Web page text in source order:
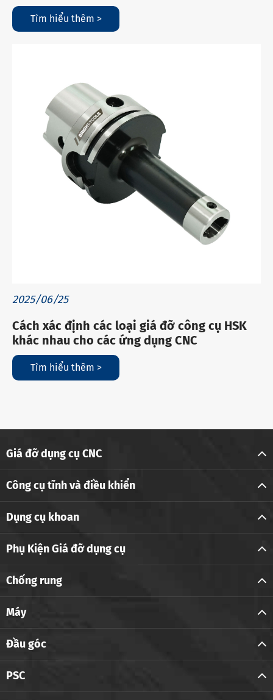
Tìm hiểu thêm >
2025/06/25
Cách xác định các loại giá đỡ công cụ HSK
khác nhau cho các ứng dụng CNC
Tìm hiểu thêm >
Giá đỡ dụng cụ CNC
Công cụ tĩnh và điều khiển
Dụng cụ khoan
Phụ Kiện Giá đỡ dụng cụ
Chống rung
Máy
Đầu góc
PSC